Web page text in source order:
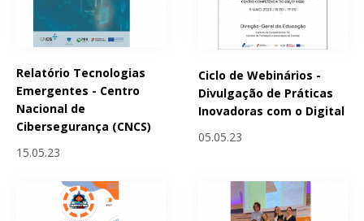
Relatório Tecnologias
Emergentes - Centro
Nacional de
Cibersegurança (CNCS)
15.05.23
Ciclo de Webinários -
Divulgação de Práticas
Inovadoras com o Digital
05.05.23